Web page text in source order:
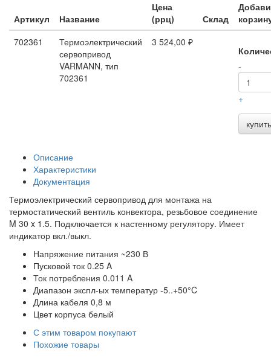
Артикул Название
Цена
(ррц)
Склад
702361
Термоэлектрический
сервопривод
VARMANN, тип
702361
3 524,00 ₽
-
+
купить
Описание
Характеристики
Документация
Термоэлектрический сервопривод для монтажа на
термостатический вентиль конвектора, резьбовое соединение
M 30 x 1.5. Подключается к настенному регулятору. Имеет
индикатор вкл./выкл.
Напряжение питания ~230 В
Пусковой ток 0.25 A
Ток потребления 0.011 A
Диапазон экспл-ых температур -5..+50°C
Длина кабеля 0,8 м
Цвет корпуса белый
С этим товаром покупают
Похожие товары